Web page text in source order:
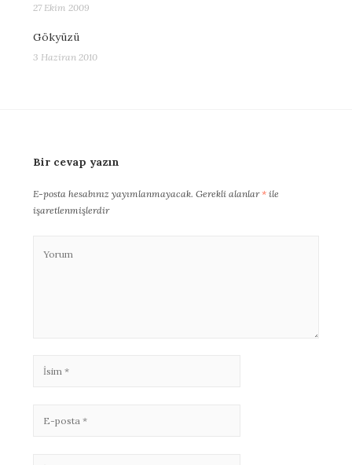
27 Ekim 2009
Gökyüzü
3 Haziran 2010
Bir cevap yazın
E-posta hesabınız yayımlanmayacak. Gerekli alanlar* ile
işaretlenmişlerdir